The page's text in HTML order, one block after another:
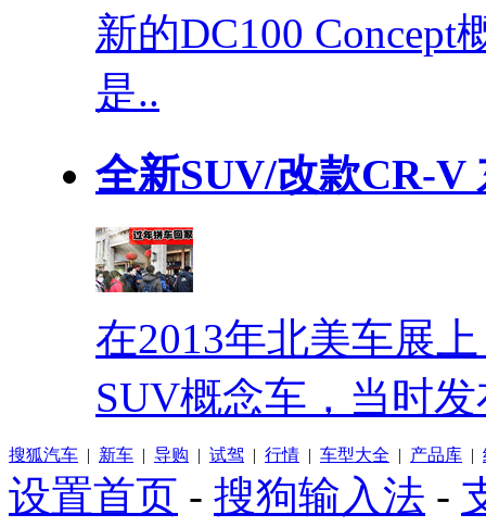
新的DC100
是..
全新SUV/改款CR-V
在2013年北美车展
SUV概念车，当时
搜狐汽车 | 新车 | 导购 | 试驾 | 行情 | 车型大全 | 产品库 |
设置首页 - 搜狗输入法 -